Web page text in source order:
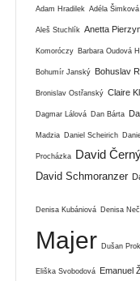
Adam Hradilek Adéla Šimková
Aleš Stuchlík Anetta
Komoróczy Barbara Oudová
Bohumír Janský Bohuslav
Bronislav Ostřanský Claire
Dagmar Lálová Dan Bárta
Madzia Daniel Scheirich
Procházka David
David Schmoranzer
Denisa Kubániová Denisa
Majer Dušan
Eliška Svobodová Emanuel